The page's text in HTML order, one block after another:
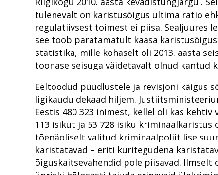
tulenevalt on karistusõigus ultima ratio
regulatiivsest toimest ei piisa. Sealjuures
see toob paratamatult kaasa
statistika, mille kohaselt oli 2013. aasta
toonase seisuga väidetavalt olnud kantud
Eeltoodud püüdlustele ja revisjoni käigus
ligikaudu dekaad hiljem.
Eestis 480 323 inimest, kellel oli kas
113 isikut ja 53 728 isiku
tõenäoliselt valitud kriminaalpoliitilise
karistatavad – eriti kuritegudena
õiguskaitsevahendid pole piisavad.